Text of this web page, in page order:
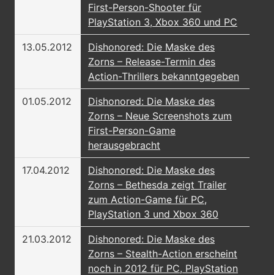
First-Person-Shooter für
PlayStation 3, Xbox 360 und PC
13.05.2012
Dishonored: Die Maske des
Zorns – Release-Termin des
Action-Thrillers bekanntgegeben
01.05.2012
Dishonored: Die Maske des
Zorns – Neue Screenshots zum
First-Person-Game
herausgebracht
17.04.2012
Dishonored: Die Maske des
Zorns – Bethesda zeigt Trailer
zum Action-Game für PC,
PlayStation 3 und Xbox 360
21.03.2012
Dishonored: Die Maske des
Zorns – Stealth-Action erscheint
noch in 2012 für PC, PlayStation